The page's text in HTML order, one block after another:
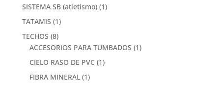
SISTEMA SB (atletismo) (1)
TATAMIS (1)
TECHOS (8)
ACCESORIOS PARA TUMBADOS (1)
CIELO RASO DE PVC (1)
FIBRA MINERAL (1)